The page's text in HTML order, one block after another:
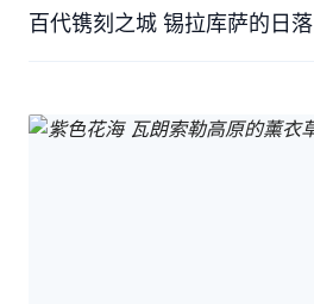
百代镌刻之城 锡拉库萨的日落